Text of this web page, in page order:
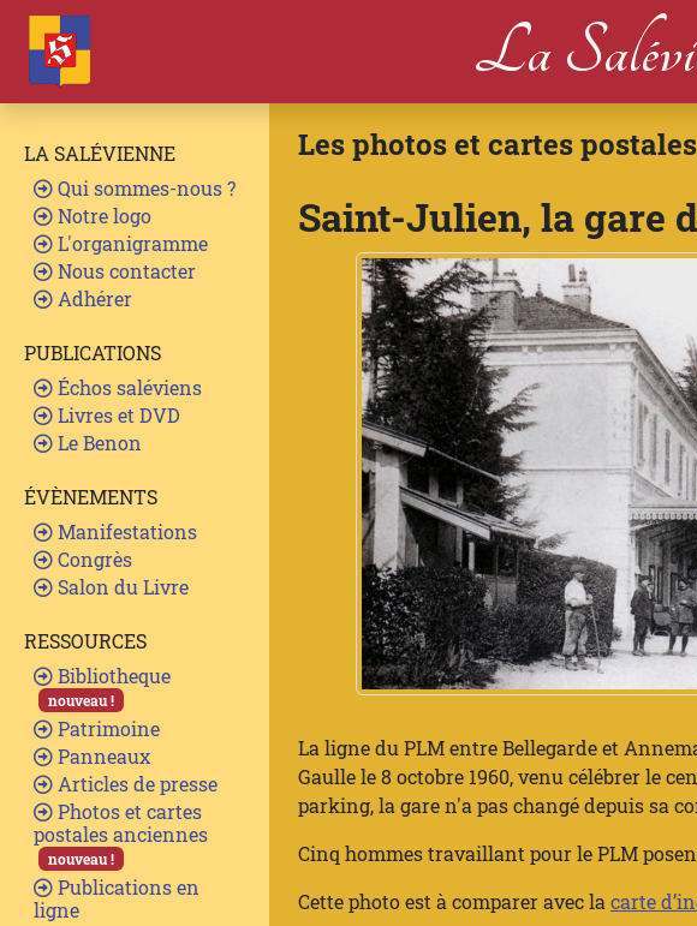
La
LA SALÉVIENNE
Qui sommes-nous ?
Notre logo
L'organigramme
Nous contacter
Adhérer
PUBLICATIONS
Échos saléviens
Livres et DVD
Le Benon
ÉVÈNEMENTS
Manifestations
Congrès
Salon du Livre
RESSOURCES
Bibliotheque
nouveau !
Patrimoine
Panneaux
Articles de presse
Photos et cartes
postales anciennes
nouveau !
Publications en
ligne
Les photos et cartes
Saint-Julien, la gare
La ligne du PLM entre Bellegarde et
Gaulle le 8 octobre 1960, venu célébrer le
parking, la gare n'a pas changé depuis sa
Cinq hommes travaillant pour le PLM
Cette photo est à comparer avec la carte